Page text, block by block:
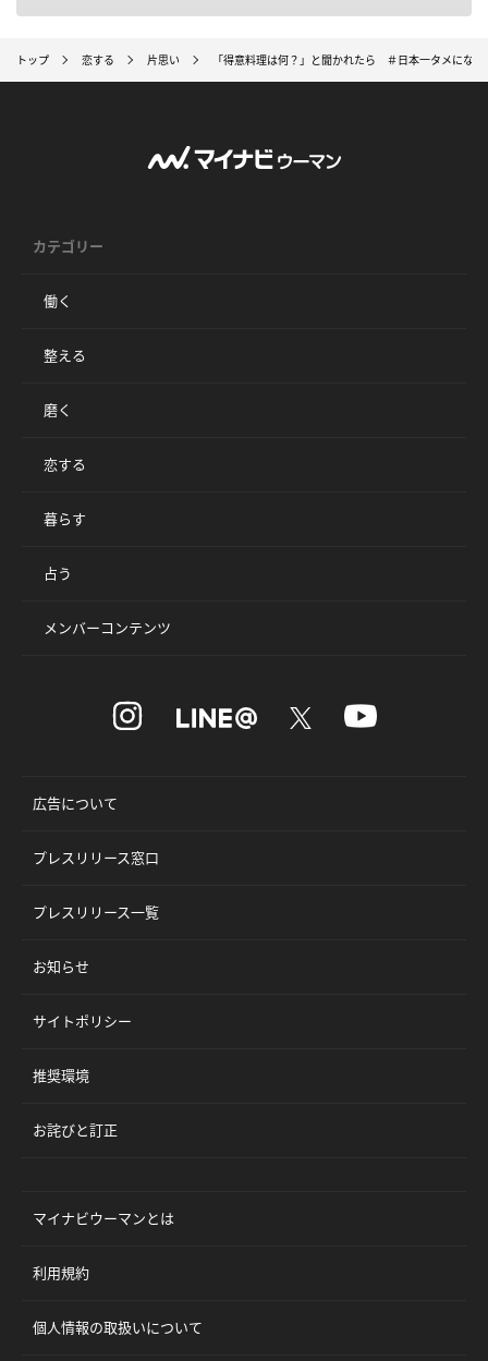
トップ 恋する 片思い 「得意料理は何？」と聞かれたら ＃日本一タメにな
カテゴリー
働く
整える
磨く
恋する
暮らす
占う
メンバーコンテンツ
広告について
プレスリリース窓口
プレスリリース一覧
お知らせ
サイトポリシー
推奨環境
お詫びと訂正
マイナビウーマンとは
利用規約
個人情報の取扱いについて